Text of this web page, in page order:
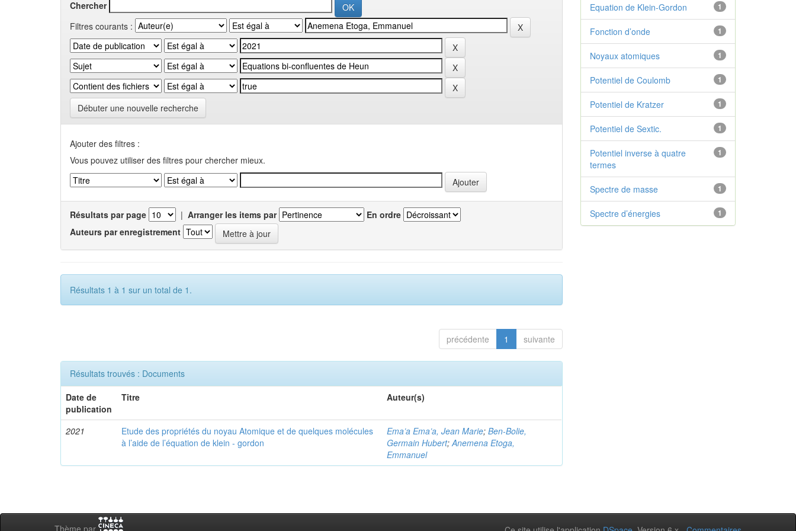
Chercher
Filtres courants :
Débuter une nouvelle recherche
Ajouter des filtres :
Vous pouvez utiliser des filtres pour chercher mieux.
Résultats par page | Arranger les items par
En ordre
Auteurs par enregistrement
Résultats 1 à 1 sur un total de 1.
précédente 1 suivante
Résultats trouvés : Documents
Date de
publication
Titre Auteur(s)
2021
Etude des propriétés du noyau Atomique et de quelques molécules
à l’aide de l’équation de klein - gordon
Ema’a Ema’a, Jean Marie;Ben-Bolie,
Germain Hubert;Anemena Etoga,
Emmanuel
1
Equation de Klein-Gordon
1
Fonction d’onde
1
Noyaux atomiques
1
Potentiel de Coulomb
1
Potentiel de Kratzer
1
Potentiel de Sextic.
1
Potentiel inverse à quatre
termes
1
Spectre de masse
1
Spectre d’énergies
Thème par